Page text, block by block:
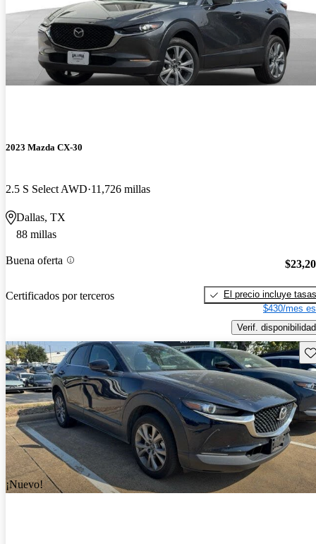
2023 Mazda CX-30
2.5 S Select AWD 11,726 millas
Dallas, TX
88 millas
Buena oferta
Certificados por terceros
El precio incluye tasas
$430/mes
Verif. disponibilidad
¡Nuevo!